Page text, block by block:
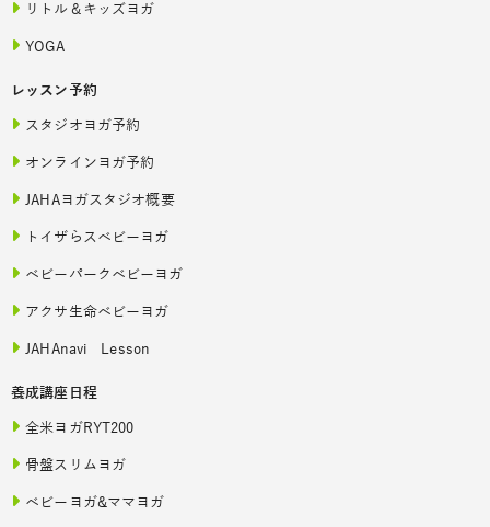
リトル＆キッズヨガ
YOGA
レッスン予約
スタジオヨガ予約
オンラインヨガ予約
JAHAヨガスタジオ概要
トイザらスベビーヨガ
ベビーパークベビーヨガ
アクサ生命ベビーヨガ
JAHAnavi Lesson
養成講座日程
全米ヨガRYT200
骨盤スリムヨガ
ベビーヨガ&ママヨガ